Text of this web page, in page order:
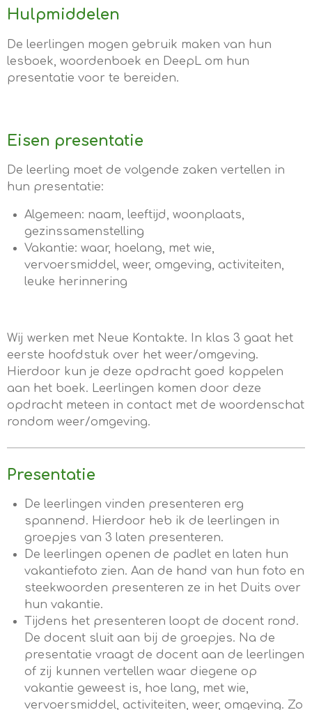
Hulpmiddelen
De leerlingen mogen gebruik maken van hun
lesboek, woordenboek en DeepL om hun
presentatie voor te bereiden.
Eisen presentatie
De leerling moet de volgende zaken vertellen in
hun presentatie:
Algemeen: naam, leeftijd, woonplaats,
gezinssamenstelling
Vakantie: waar, hoelang, met wie,
vervoersmiddel, weer, omgeving, activiteiten,
leuke herinnering
Wij werken met Neue Kontakte. In klas 3 gaat het
eerste hoofdstuk over het weer/omgeving.
Hierdoor kun je deze opdracht goed koppelen
aan het boek. Leerlingen komen door deze
opdracht meteen in contact met de woordenschat
rondom weer/omgeving.
Presentatie
De leerlingen vinden presenteren erg
spannend. Hierdoor heb ik de leerlingen in
groepjes van 3 laten presenteren.
De leerlingen openen de padlet en laten hun
vakantiefoto zien. Aan de hand van hun foto en
steekwoorden presenteren ze in het Duits over
hun vakantie.
Tijdens het presenteren loopt de docent rond.
De docent sluit aan bij de groepjes. Na de
presentatie vraagt de docent aan de leerlingen
of zij kunnen vertellen waar diegene op
vakantie geweest is, hoe lang, met wie,
vervoersmiddel, activiteiten, weer, omgeving. Zo